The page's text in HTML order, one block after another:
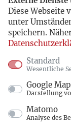
Diese Webseite
unter
speichern.
Standard
Wesentliche
Google
Darstellung
Matomo
Analyse des